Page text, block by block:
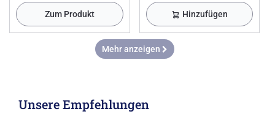
Zum Produkt Hinzufügen
Mehr anzeigen
Unsere Empfehlungen